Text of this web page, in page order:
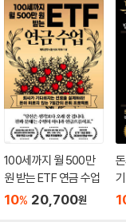
식시장의 주가총액을
업이자 한 나라의 경제
약점을 분석한다. 휴
플의 성장 동력은 무엇
버핏은 어떤 잠재력을
든 예민한 정보들을 자
이다. 우리가 스스로
100세까지 월 500만
원 받는 ETF 연금 수업
10% 20,700원